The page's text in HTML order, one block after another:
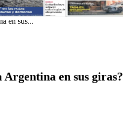
en sus...
Argentina en sus giras?